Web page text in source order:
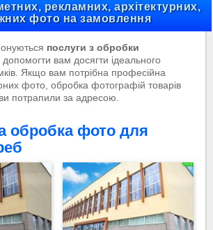
рекламних, архітектурних,
фото на замовлення
послуги з обробки
вам досягти ідеального
Якщо вам потрібна професійна
фото, обробка фотографій товарів
потрапили за адресою.
обробка фото для